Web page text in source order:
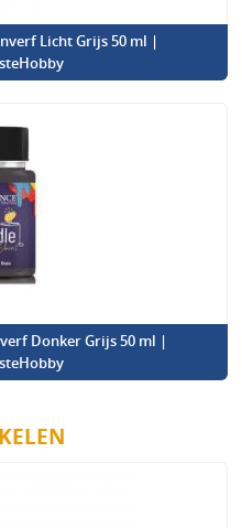
Licht Grijs 50 ml |
Donker Grijs 50 ml |